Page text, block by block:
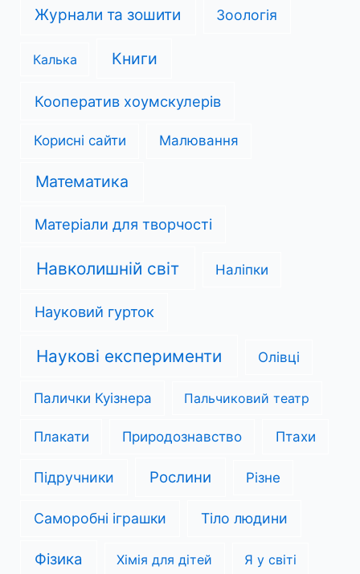
Журнали та зошити Зоологія
Калька Книги
Кооператив хоумскулерів
Корисні сайти Малювання
Математика
Матеріали для творчості
Навколишній світ Наліпки
Науковий гурток
Наукові експерименти Олівці
Палички Куізнера Пальчиковий театр
Плакати Природознавство Птахи
Підручники Рослини Різне
Саморобні іграшки Тіло людини
Фізика Хімія для дітей Я у світі